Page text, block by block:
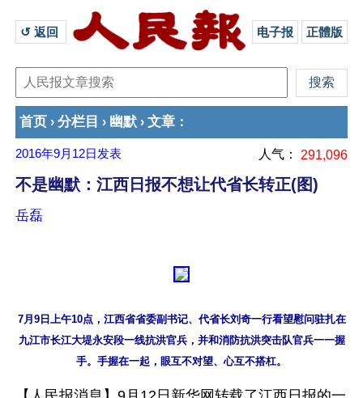
↺ 返回 电子报 正體版
首页 › 分栏目 › 幽默 › 文章 ：
2016年9月12日 发表 人气： 291,096
不是幽默：江西日报不想让代省长转正(图)
岳磊
7月9日上午10点，江西省省委副书记、代省长刘奇一行看望慰问驻扎在
九江市长江大堤永安段一线抗洪官兵，并和消防抗洪突击队官兵一一握
手。手握在一起，眼互不对望、心互不搭杠。